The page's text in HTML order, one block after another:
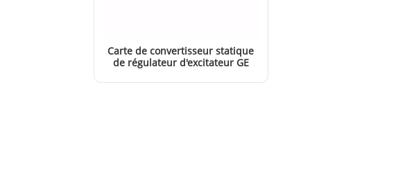
Carte de convertisseur statique
de régulateur d'excitateur GE